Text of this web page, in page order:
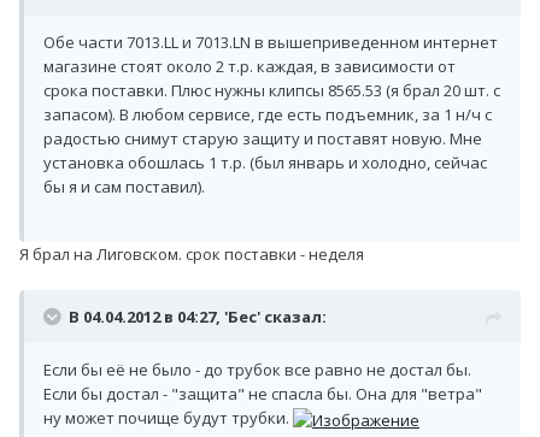
Обе части 7013.LL и 7013.LN в вышеприведенном интернет
магазине стоят около 2 т.р. каждая, в зависимости от
срока поставки. Плюс нужны клипсы 8565.53 (я брал 20 шт. с
запасом). В любом сервисе, где есть подъемник, за 1 н/ч с
радостью снимут старую защиту и поставят новую. Мне
установка обошлась 1 т.р. (был январь и холодно, сейчас
бы я и сам поставил).
Я брал на Лиговском. срок поставки - неделя
В 04.04.2012 в 04:27, 'Бес' сказал:
Если бы её не было - до трубок все равно не достал бы.
Если бы достал - "защита" не спасла бы. Она для "ветра"
ну может почище будут трубки.